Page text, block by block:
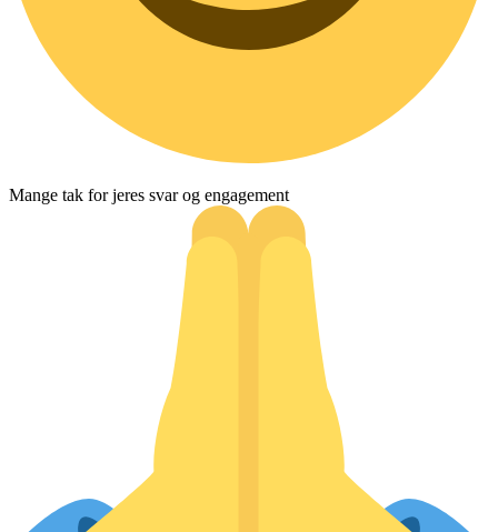
Mange tak for jeres svar og engagement